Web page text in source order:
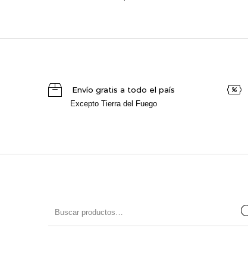
Envío gratis a todo el país
Excepto Tierra del Fuego